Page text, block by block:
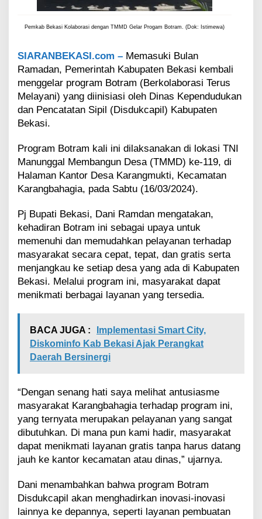
o
r
m
i
K
a
r
b
a
h
a
g
a
Pemkab Bekasi Kolaborasi dengan TMMD Gelar Progam Botram. (Dok: Istimewa)
SIARANBEKASI.com – Memasuki Bulan
Ramadan, Pemerintah Kabupaten Bekasi kembali
menggelar program Botram (Berkolaborasi Terus
Melayani) yang diinisiasi oleh Dinas Kependudukan
dan Pencatatan Sipil (Disdukcapil) Kabupaten
Bekasi.
Program Botram kali ini dilaksanakan di lokasi TNI
Manunggal Membangun Desa (TMMD) ke-119, di
Halaman Kantor Desa Karangmukti, Kecamatan
Karangbahagia, pada Sabtu (16/03/2024).
Pj Bupati Bekasi, Dani Ramdan mengatakan,
kehadiran Botram ini sebagai upaya untuk
memenuhi dan memudahkan pelayanan terhadap
masyarakat secara cepat, tepat, dan gratis serta
menjangkau ke setiap desa yang ada di Kabupaten
Bekasi. Melalui program ini, masyarakat dapat
menikmati berbagai layanan yang tersedia.
BACA JUGA :
Implementasi Smart City,
Diskominfo Kab Bekasi Ajak Perangkat
Daerah Bersinergi
“Dengan senang hati saya melihat antusiasme
masyarakat Karangbahagia terhadap program ini,
yang ternyata merupakan pelayanan yang sangat
dibutuhkan. Di mana pun kami hadir, masyarakat
dapat menikmati layanan gratis tanpa harus datang
jauh ke kantor kecamatan atau dinas,” ujarnya.
Dani menambahkan bahwa program Botram
Disdukcapil akan menghadirkan inovasi-inovasi
lainnya ke depannya, seperti layanan pembuatan